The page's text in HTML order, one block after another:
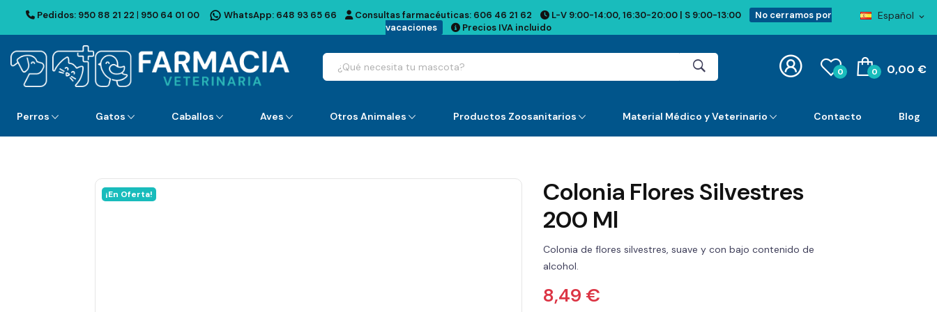
Español expand_more
Pedidos: 950 88 21 22 | 950 64 01 00 WhatsApp: 648 93 65 66 Consultas farmacéuticas: 606 46 21 62 L-V 9:00-14:00, 16:30-20:00 | S 9:00-13:00
No cerramos por
vacaciones
Precios IVA incluido
0 0 0,00 €
Perros Gatos Caballos Aves Otros Animales Productos Zoosanitarios Material Médico y Veterinario Contacto Blog
¡En Oferta!
Colonia Flores Silvestres
200 Ml
Colonia de flores silvestres, suave y con bajo contenido de
alcohol.
8,49 €